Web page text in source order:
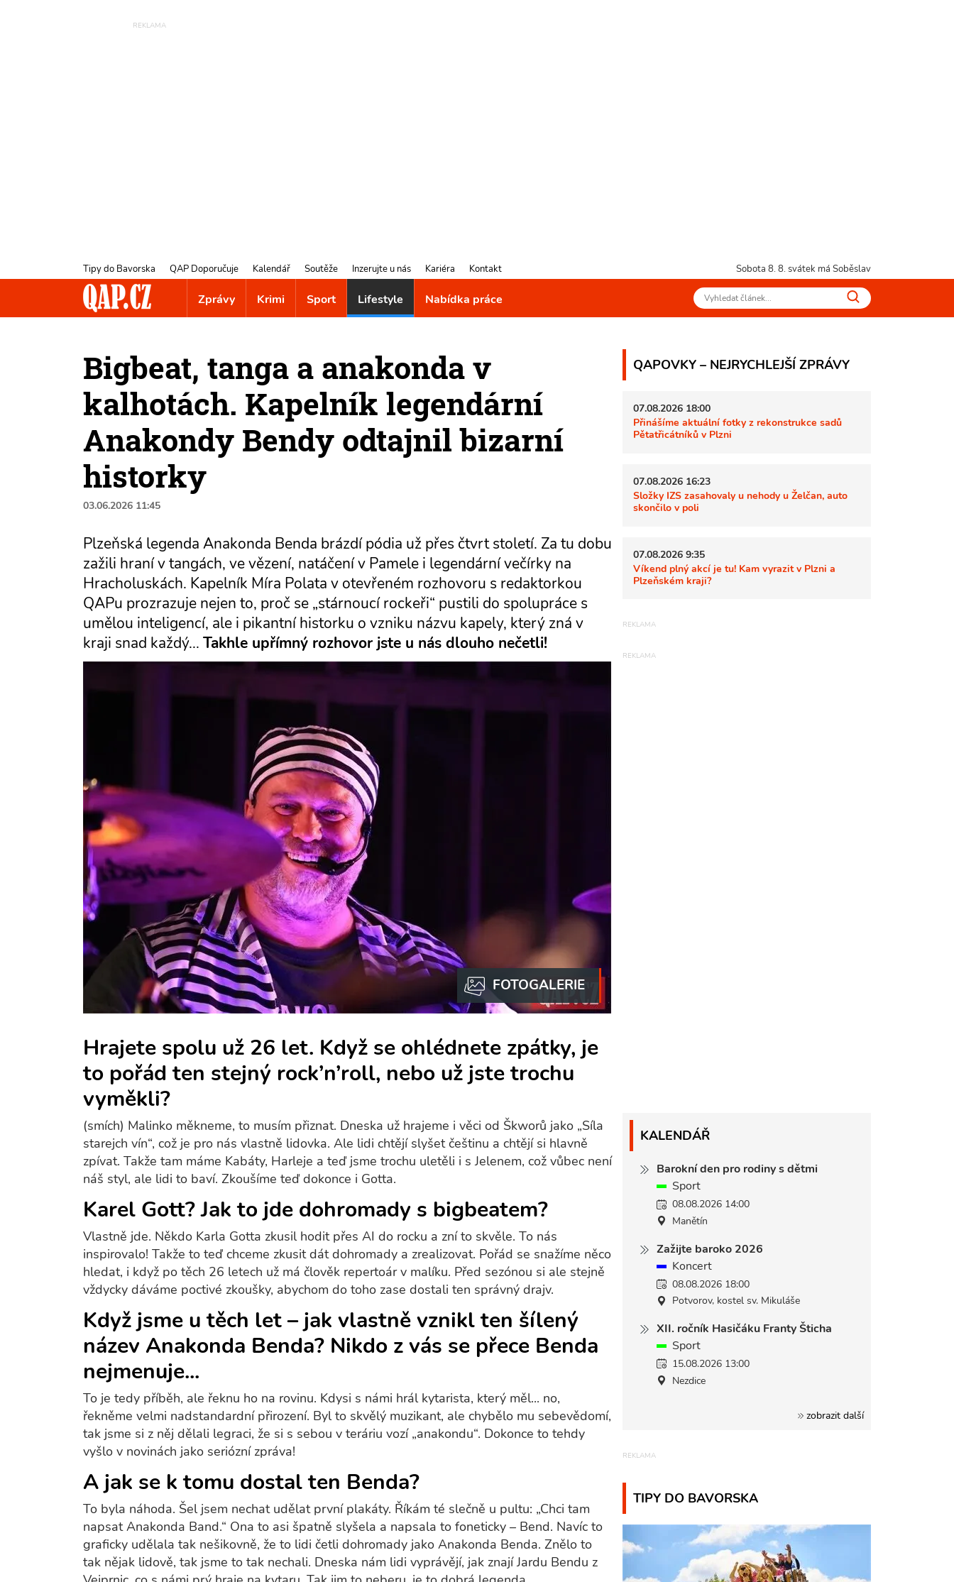
Tipy do Bavorska QAP Doporučuje Kalendář Soutěže Inzerujte u nás Kariéra Kontakt Sobota 8. 8. svátek má Soběslav
Zprávy Krimi Sport Lifestyle Nabídka práce
Bigbeat, tanga a anakonda v
kalhotách. Kapelník legendární
Anakondy Bendy odtajnil bizarní
historky
03.06.2026 11:45
Plzeňská legenda Anakonda Benda brázdí pódia už přes čtvrt století. Za tu dobu
zažili hraní v tangách, ve vězení, natáčení v Pamele i legendární večírky na
Hracholuskách. Kapelník Míra Polata v otevřeném rozhovoru s redaktorkou
QAPu prozrazuje nejen to, proč se „stárnoucí rockeři“ pustili do spolupráce s
umělou inteligencí, ale i pikantní historku o vzniku názvu kapely, který zná v
kraji snad každý... Takhle upřímný rozhovor jste u nás dlouho nečetli!
Hrajete spolu už 26 let. Když se ohlédnete zpátky, je
to pořád ten stejný rock’n’roll, nebo už jste trochu
vyměkli?
(smích) Malinko měkneme, to musím přiznat. Dneska už hrajeme i věci od Škworů jako „Síla
starejch vín“, což je pro nás vlastně lidovka. Ale lidi chtějí slyšet češtinu a chtějí si hlavně
zpívat. Takže tam máme Kabáty, Harleje a teď jsme trochu uletěli i s Jelenem, což vůbec není
náš styl, ale lidi to baví. Zkoušíme teď dokonce i Gotta.
Karel Gott? Jak to jde dohromady s bigbeatem?
Vlastně jde. Někdo Karla Gotta zkusil hodit přes AI do rocku a zní to skvěle. To nás
inspirovalo! Takže to teď chceme zkusit dát dohromady a zrealizovat. Pořád se snažíme něco
hledat, i když po těch 26 letech už má člověk repertoár v malíku. Před sezónou si ale stejně
vždycky dáváme poctivé zkoušky, abychom do toho zase dostali ten správný drajv.
Když jsme u těch let – jak vlastně vznikl ten šílený
název Anakonda Benda? Nikdo z vás se přece Benda
nejmenuje...
To je tedy příběh, ale řeknu ho na rovinu. Kdysi s námi hrál kytarista, který měl... no,
řekněme velmi nadstandardní přirození. Byl to skvělý muzikant, ale chybělo mu sebevědomí,
tak jsme si z něj dělali legraci, že si s sebou v teráriu vozí „anakondu“. Dokonce to tehdy
vyšlo v novinách jako seriózní zpráva!
A jak se k tomu dostal ten Benda?
To byla náhoda. Šel jsem nechat udělat první plakáty. Říkám té slečně u pultu: „Chci tam
napsat Anakonda Band.“ Ona to asi špatně slyšela a napsala to foneticky – Bend. Navíc to
graficky udělala tak nešikovně, že to lidi četli dohromady jako Anakonda Benda. Znělo to
tak nějak lidově, tak jsme to tak nechali. Dneska nám lidi vyprávějí, jak znají Jardu Bendu z
QAPOVKY – NEJRYCHLEJŠÍ ZPRÁVY
07.08.2026 18:00
Přinášíme aktuální fotky z rekonstrukce sadů
Pětatřicátníků v Plzni
07.08.2026 16:23
Složky IZS zasahovaly u nehody u Želčan, auto
skončilo v poli
07.08.2026 9:35
Víkend plný akcí je tu! Kam vyrazit v Plzni a
Plzeňském kraji?
KALENDÁŘ
Barokní den pro rodiny s dětmi
Sport
08.08.2026 14:00
Manětín
Zažijte baroko 2026
Koncert
08.08.2026 18:00
Potvorov, kostel sv. Mikuláše
XII. ročník Hasičáku Franty Šticha
Sport
15.08.2026 13:00
Nezdice
zobrazit další
TIPY DO BAVORSKA